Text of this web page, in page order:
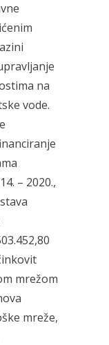
na
vode.
– 2020.,
mrežom
mreže,